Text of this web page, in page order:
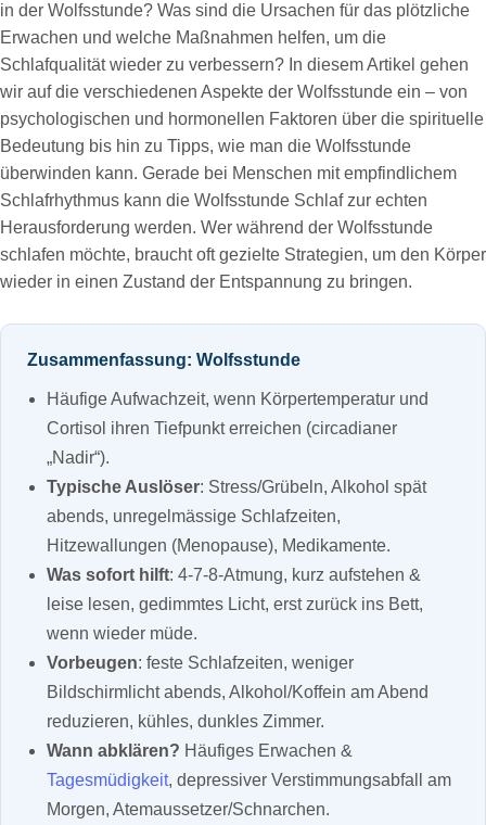
in der Wolfsstunde? Was sind die Ursachen für das plötzliche
Erwachen und welche Maßnahmen helfen, um die
Schlafqualität wieder zu verbessern? In diesem Artikel gehen
wir auf die verschiedenen Aspekte der Wolfsstunde ein – von
psychologischen und hormonellen Faktoren über die spirituelle
Bedeutung bis hin zu Tipps, wie man die Wolfsstunde
überwinden kann. Gerade bei Menschen mit empfindlichem
Schlafrhythmus kann die Wolfsstunde Schlaf zur echten
Herausforderung werden. Wer während der Wolfsstunde
schlafen möchte, braucht oft gezielte Strategien, um den Körper
wieder in einen Zustand der Entspannung zu bringen.
Zusammenfassung: Wolfsstunde
Häufige Aufwachzeit, wenn Körpertemperatur und
Cortisol ihren Tiefpunkt erreichen (circadianer
„Nadir“).
Typische Auslöser: Stress/Grübeln, Alkohol spät
abends, unregelmässige Schlafzeiten,
Hitzewallungen (Menopause), Medikamente.
Was sofort hilft: 4‑7‑8‑Atmung, kurz aufstehen &
leise lesen, gedimmtes Licht, erst zurück ins Bett,
wenn wieder müde.
Vorbeugen: feste Schlafzeiten, weniger
Bildschirmlicht abends, Alkohol/Koffein am Abend
reduzieren, kühles, dunkles Zimmer.
Wann abklären? Häufiges Erwachen &
Tagesmüdigkeit, depressiver Verstimmungsabfall am
Morgen, Atemaussetzer/Schnarchen.